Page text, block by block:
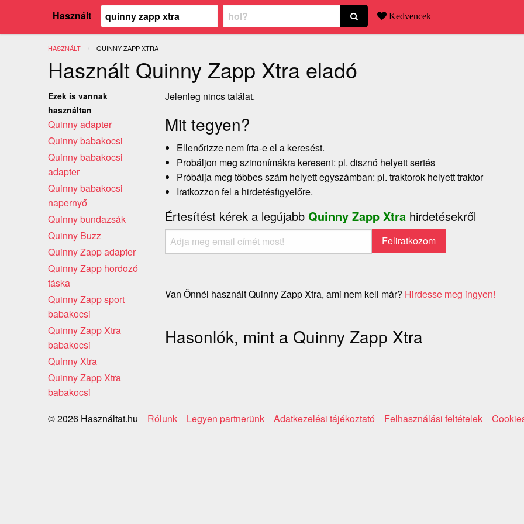
Használt Kedvencek
HASZNÁLT JELENLEGI:
QUINNY ZAPP XTRA
Használt Quinny Zapp Xtra eladó
Jelenleg nincs találat.
Mit tegyen?
Ellenőrizze nem írta-e el a keresést.
Probáljon meg szinonímákra kereseni: pl. disznó helyett sertés
Próbálja meg többes szám helyett egyszámban: pl. traktorok helyett traktor
Iratkozzon fel a hirdetésfigyelőre.
Értesítést kérek a legújabb Quinny Zapp Xtra hirdetésekről
Van Önnél használt Quinny Zapp Xtra, ami nem kell már? Hirdesse meg ingyen!
Hasonlók, mint a Quinny Zapp Xtra
Ezek is vannak
használtan
Quinny adapter
Quinny babakocsi
Quinny babakocsi
adapter
Quinny babakocsi
napernyő
Quinny bundazsák
Quinny Buzz
Quinny Zapp adapter
Quinny Zapp hordozó
táska
Quinny Zapp sport
babakocsi
Quinny Zapp Xtra
babakocsi
Quinny Xtra
Quinny Zapp Xtra
babakocsi
© 2026 Használtat.hu
Rólunk Legyen partnerünk Adatkezelési tájékoztató Felhasználási feltételek